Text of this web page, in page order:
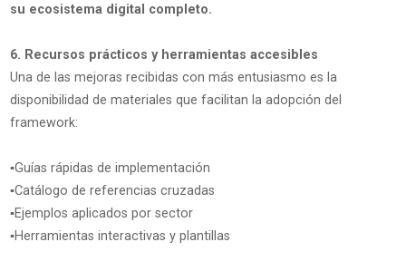
su ecosistema digital completo.
6. Recursos prácticos y herramientas accesibles
Una de las mejoras recibidas con más entusiasmo es la
disponibilidad de materiales que facilitan la adopción del
framework:
▪️Guías rápidas de implementación
▪️Catálogo de referencias cruzadas
▪️Ejemplos aplicados por sector
▪️Herramientas interactivas y plantillas